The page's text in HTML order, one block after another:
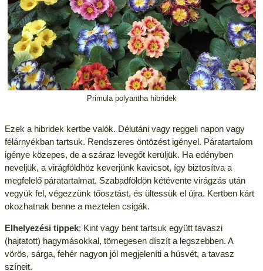
Primula polyantha hibridek
Ezek a hibridek kertbe valók. Délutáni vagy reggeli napon vagy
félárnyékban tartsuk. Rendszeres öntözést igényel. Páratartalom
igénye közepes, de a száraz levegőt kerüljük. Ha edényben
neveljük, a virágföldhöz keverjünk kavicsot, így biztosítva a
megfelelő páratartalmat. Szabadföldön kétévente virágzás után
vegyük fel, végezzünk tőosztást, és ültessük el újra. Kertben kárt
okozhatnak benne a meztelen csigák.
Elhelyezési tippek: Kint vagy bent tartsuk együtt tavaszi
(hajtatott) hagymásokkal, tömegesen díszít a legszebben. A
vörös, sárga, fehér nagyon jól megjeleníti a húsvét, a tavasz
színeit.